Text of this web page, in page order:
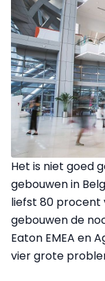
Het is niet goed
gebouwen in
liefst 80 procent
gebouwen de
Eaton EMEA en
vier grote